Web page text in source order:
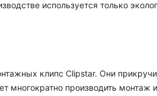
используется только
клипс Clipstar. Они
многократно производить монтаж